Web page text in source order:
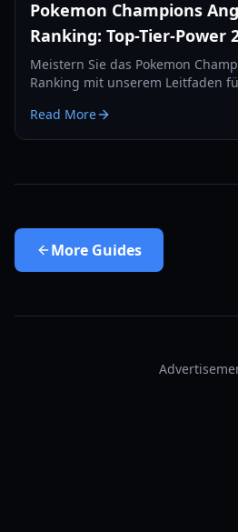
Pokemon Champions
Ranking: Top-Tier-Power
Meistern Sie das Pokemon
Ranking mit unserem Leitfaden
und kompetitive Stat-Builds.
Read More
More Guides